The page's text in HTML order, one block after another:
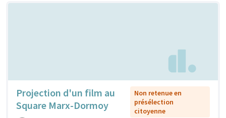
Projection d'un film au
Square Marx-Dormoy
Non retenue en
présélection
citoyenne